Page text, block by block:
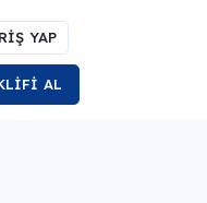
YAP
AL